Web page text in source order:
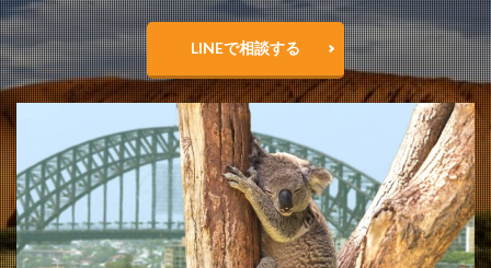
LINEで相談する